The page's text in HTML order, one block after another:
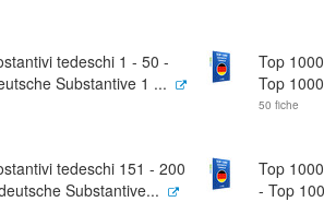
tedeschi 1 - 50 -
Substantive 1 ...
Top
Top
50 fiche
tedeschi 151 - 200
Substantive...
Top
- Top